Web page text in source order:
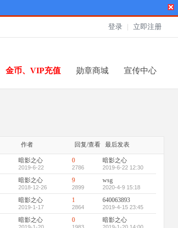
登录 立即注册
金币、VIP充值 勋章商城 宣传中心
作者 回复/查看 最后发表
暗影之心
2019-6-22
0
2786
暗影之心
2019-6-22 12:30
暗影之心
2018-12-26
9
2899
wsg
2020-4-9 15:18
暗影之心
2019-1-17
1
2864
640063893
2019-4-15 23:45
暗影之心 0 暗影之心